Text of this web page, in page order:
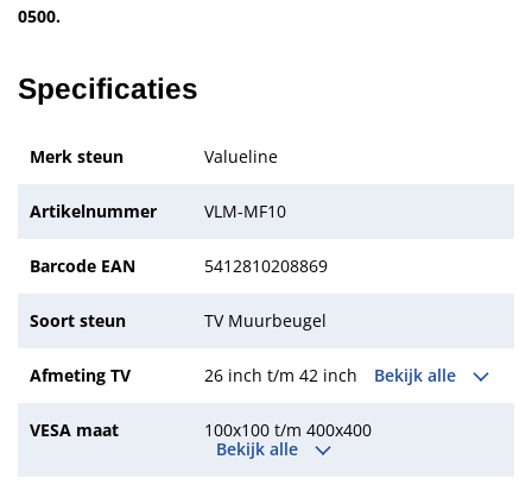
Specificaties
Merk steun Valueline
Artikelnummer VLM-MF10
Barcode EAN 5412810208869
Soort steun TV Muurbeugel
Afmeting TV 26 inch t/m 42 inch Bekijk alle
VESA maat
100x100 t/m 400x400
Bekijk alle
0500.